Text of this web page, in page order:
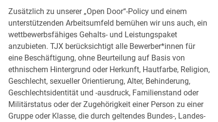
Zusätzlich zu unserer „Open Door“-Policy und einem
unterstützenden Arbeitsumfeld bemühen wir uns auch, ein
wettbewerbsfähiges Gehalts- und Leistungspaket
anzubieten. TJX berücksichtigt alle Bewerber*innen für
eine Beschäftigung, ohne Beurteilung auf Basis von
ethnischem Hintergrund oder Herkunft, Hautfarbe, Religion,
Geschlecht, sexueller Orientierung, Alter, Behinderung,
Geschlechtsidentität und -ausdruck, Familienstand oder
Militärstatus oder der Zugehörigkeit einer Person zu einer
Gruppe oder Klasse, die durch geltendes Bundes-, Landes-